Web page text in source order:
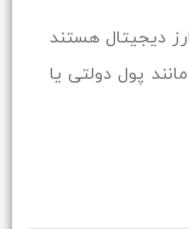
دیجیتال هستند
پول دولتی یا